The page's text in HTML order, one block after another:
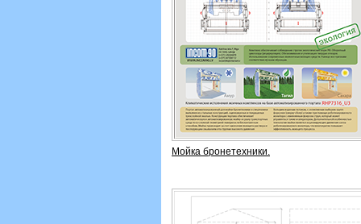
Мойка бронетехники.